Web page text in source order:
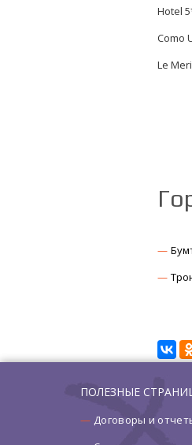
Hotel
Como
Le
ПОЛЕЗНЫЕ
Договоры и